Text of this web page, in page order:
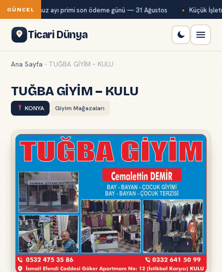
GÜNCEL
Kur temmuz ayı primi son ödeme günü — 31 Ağustos Küçük
Ticari Dünya
Ana Sayfa - TUĞBA GİYİM – KULU
TUĞBA GİYİM – KULU
KONYA Giyim Mağazaları